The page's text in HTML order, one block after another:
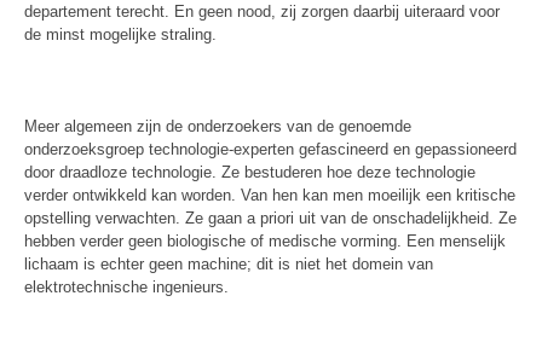
departement terecht. En geen nood, zij zorgen daarbij uiteraard voor
de minst mogelijke straling.
Meer algemeen zijn de onderzoekers van de genoemde
onderzoeksgroep technologie-experten gefascineerd en gepassioneerd
door draadloze technologie. Ze bestuderen hoe deze technologie
verder ontwikkeld kan worden. Van hen kan men moeilijk een kritische
opstelling verwachten. Ze gaan a priori uit van de onschadelijkheid. Ze
hebben verder geen biologische of medische vorming. Een menselijk
lichaam is echter geen machine; dit is niet het domein van
elektrotechnische ingenieurs.